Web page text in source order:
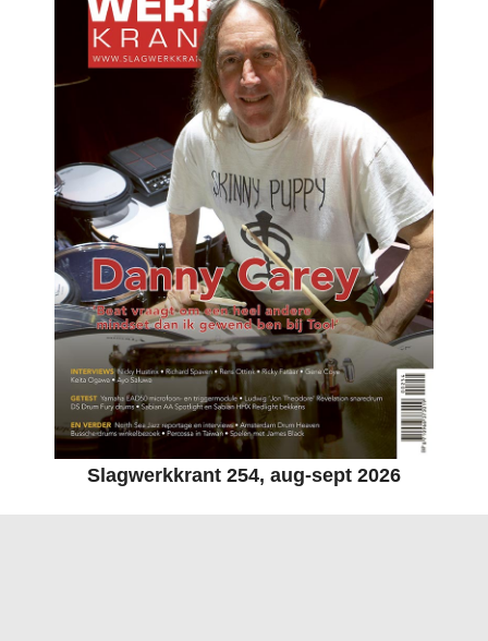
Slagwerkkrant 254, aug-sept 2026